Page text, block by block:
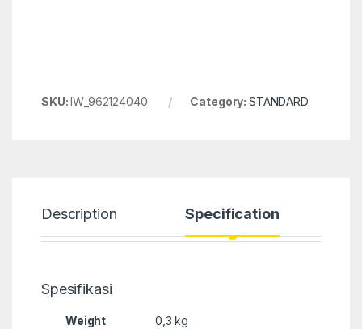
SKU:IW_962124040 Category: STANDARD
Description Specification
Spesifikasi
Weight 0,3 kg